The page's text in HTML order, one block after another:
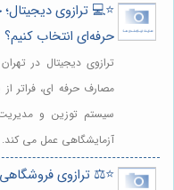
⭐️💻 ترازوی
حرفه‌ای انتخاب کنیم؟
ترازوی دیجیتال در
مصارف حرفه ای، فراتر
سیستم توزین و
آزمایشگاهی عمل می
⭐️⚖️ ترازوی